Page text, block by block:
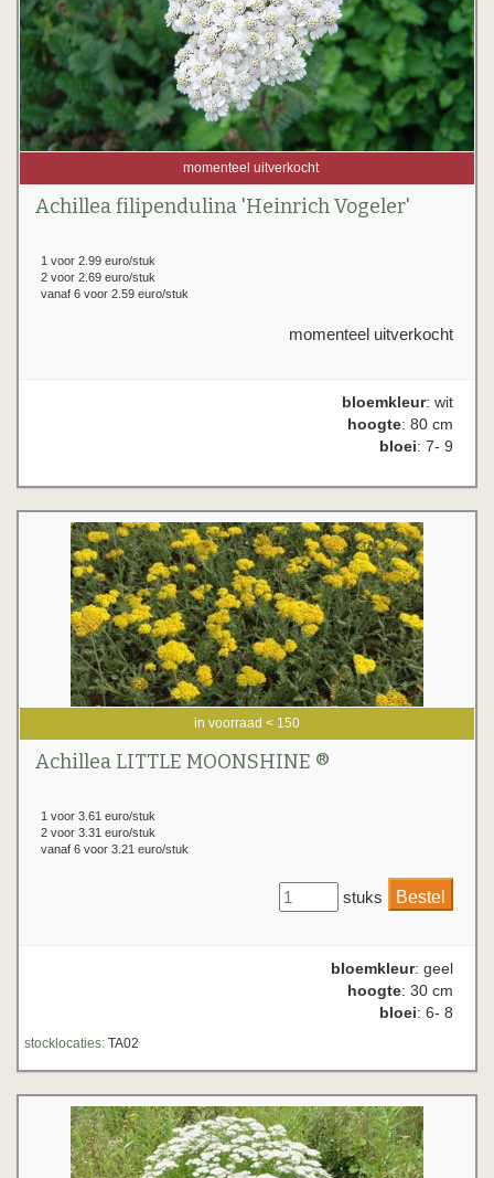
momenteel uitverkocht
Achillea filipendulina 'Heinrich Vogeler'
1 voor 2.99 euro/stuk
2 voor 2.69 euro/stuk
vanaf 6 voor 2.59 euro/stuk
momenteel uitverkocht
bloemkleur: wit
hoogte: 80 cm
bloei: 7- 9
in voorraad < 150
Achillea LITTLE MOONSHINE ®
1 voor 3.61 euro/stuk
2 voor 3.31 euro/stuk
vanaf 6 voor 3.21 euro/stuk
stuks
bloemkleur: geel
hoogte: 30 cm
bloei: 6- 8
stocklocaties: TA02